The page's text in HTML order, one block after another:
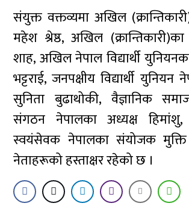
संयुक्त वक्तव्यमा अखिल
महेश श्रेष्ठ, अखिल (क्रान्तिकारी)का
शाह, अखिल नेपाल विद्यार्थी
भट्टराई, जनपक्षीय विद्यार्थी
सुनिता बुढाथोकी, वैज्ञानिक
संगठन नेपालका अध्यक्ष हिमांशु,
स्वयंसेवक नेपालका संयोजक
नेताहरूको हस्ताक्षर रहेको छ ।